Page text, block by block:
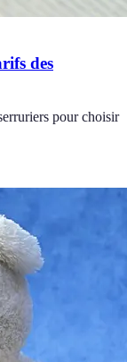
des
pour choisir